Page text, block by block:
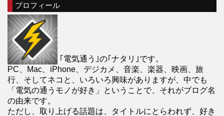
プロフィール
｢電気通う｣の｢ナタリ｣です。
PC、Mac、iPhone、デジカメ、音楽、楽器、映画、旅
行、そしてネコと、いろいろ興味がありますが、中でも
「電気の通うモノが好き」ということで、それがブログ名
の由来です。
ただし、取り上げる話題は、タイトルにとらわれず、好き